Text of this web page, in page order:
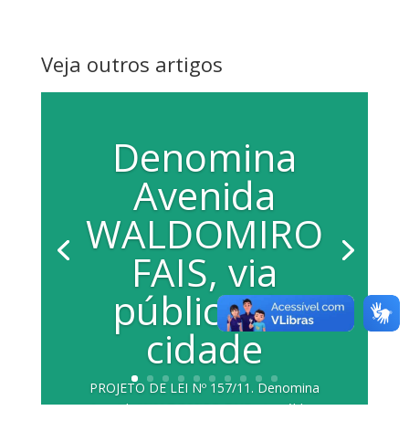
Veja outros artigos
Denomina
Avenida
WALDOMIRO
FAIS, via
pública da
cidade
PROJETO DE LEI Nº 157/11. Denomina
Avenida WALDOMIRO FAIS, via pública